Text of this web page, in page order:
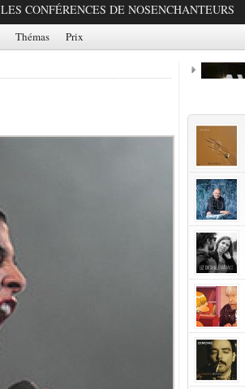
LES CONFÉRENCES DE NOSENCHANTEURS
Thémas Prix